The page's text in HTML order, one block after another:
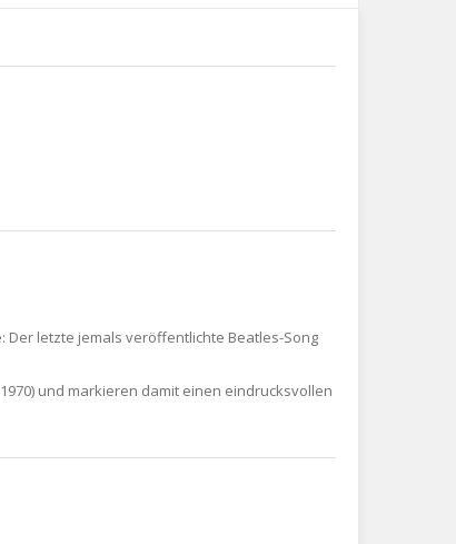
Der letzte jemals veröffentlichte Beatles-Song
und markieren damit einen eindrucksvollen